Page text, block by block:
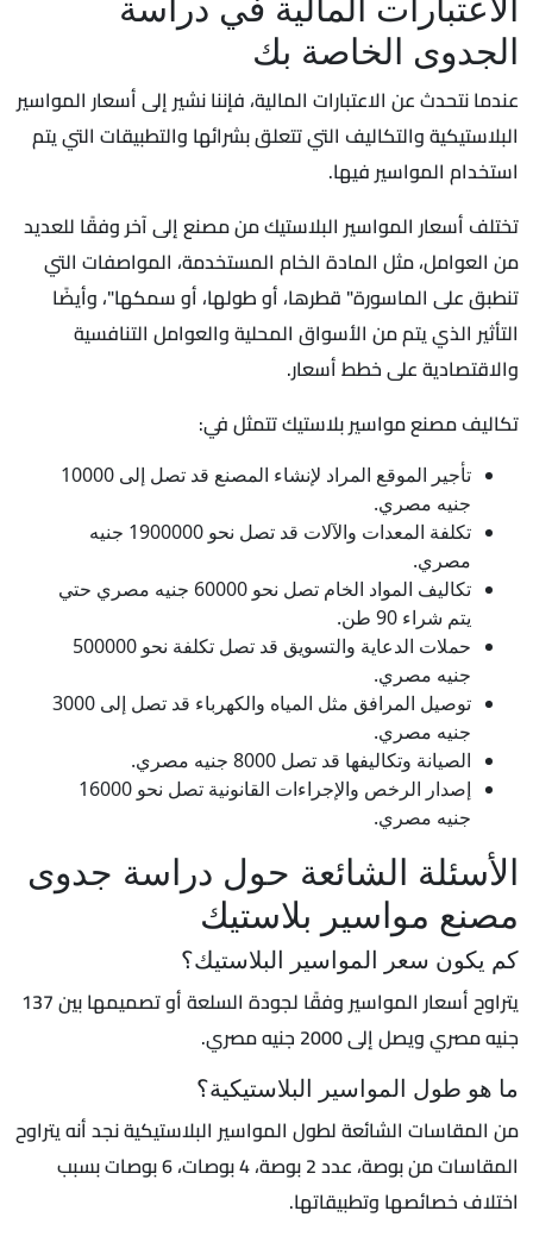
الجدوى الخاصة بك
عندما نتحدث عن الاعتبارات المالية، فإننا نشير إلى أسعار المواسير
البلاستيكية والتكاليف التي تتعلق بشرائها والتطبيقات التي يتم
استخدام المواسير فيها.
تختلف أسعار المواسير البلاستيك من مصنع إلى آخر وفقًا للعديد
من العوامل، مثل المادة الخام المستخدمة، المواصفات التي
تنطبق على الماسورة" قطرها، أو طولها، أو سمكها"، وأيضًا
التأثير الذي يتم من الأسواق المحلية والعوامل التنافسية
والاقتصادية على خطط أسعار.
تكاليف مصنع مواسير بلاستيك تتمثل في:
تأجير الموقع المراد لإنشاء المصنع قد تصل إلى 10000
جنيه مصري.
تكلفة المعدات والآلات قد تصل نحو 1900000 جنيه
مصري.
تكاليف المواد الخام تصل نحو 60000 جنيه مصري حتي
يتم شراء 90 طن.
حملات الدعاية والتسويق قد تصل تكلفة نحو 500000
جنيه مصري.
توصيل المرافق مثل المياه والكهرباء قد تصل إلى 3000
جنيه مصري.
الصيانة وتكاليفها قد تصل 8000 جنيه مصري.
إصدار الرخص والإجراءات القانونية تصل نحو 16000
جنيه مصري.
الأسئلة الشائعة حول دراسة جدوى
مصنع مواسير بلاستيك
كم يكون سعر المواسير البلاستيك؟
يتراوح أسعار المواسير وفقًا لجودة السلعة أو تصميمها بين 137
جنيه مصري ويصل إلى 2000 جنيه مصري.
ما هو طول المواسير البلاستيكية؟
من المقاسات الشائعة لطول المواسير البلاستيكية نجد أنه يتراوح
المقاسات من بوصة، عدد 2 بوصة، 4 بوصات، 6 بوصات بسبب
اختلاف خصائصها وتطبيقاتها.